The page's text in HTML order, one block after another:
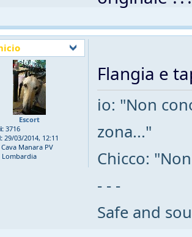
Escort
3716
29/03/2014, 12:11
Cava Manara PV
Lombardia
Flangia e
io: "Non
zona..."
Chicco:
- - -
Safe and